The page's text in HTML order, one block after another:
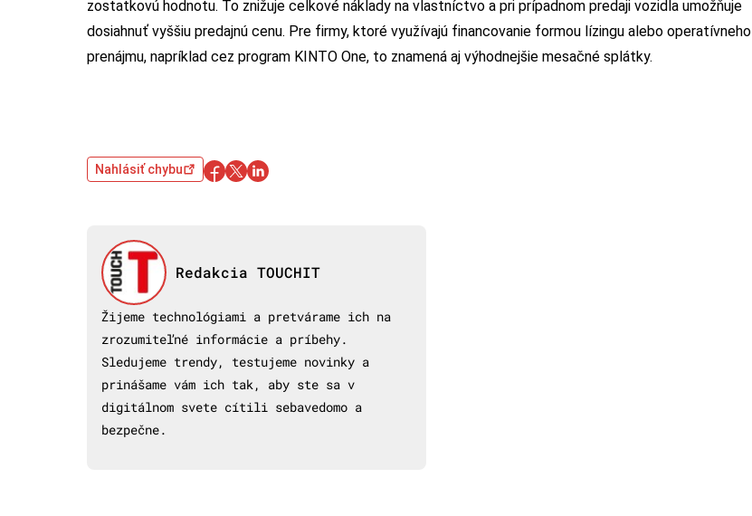
zostatkovú hodnotu. To znižuje celkové náklady na vlastníctvo a pri prípadnom predaji vozidla umožňuje
dosiahnuť vyššiu predajnú cenu. Pre firmy, ktoré využívajú financovanie formou lízingu alebo operatívneho
prenájmu, napríklad cez program KINTO One, to znamená aj výhodnejšie mesačné splátky.
Nahlásiť chybu
Redakcia TOUCHIT
Žijeme technológiami a pretvárame ich na
zrozumiteľné informácie a príbehy.
Sledujeme trendy, testujeme novinky a
prinášame vám ich tak, aby ste sa v
digitálnom svete cítili sebavedomo a
bezpečne.